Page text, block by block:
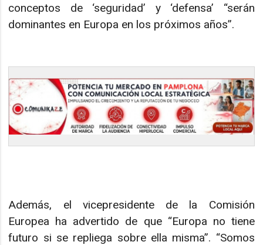
conceptos de ‘seguridad’ y ‘defensa’ “serán
dominantes en Europa en los próximos años”.
Además, el vicepresidente de la Comisión
Europea ha advertido de que “Europa no tiene
futuro si se repliega sobre ella misma”. “Somos